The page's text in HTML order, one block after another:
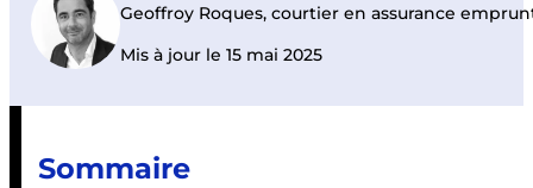
Geoffroy Roques, courtier en assurance
Mis à jour le 15 mai 2025
Sommaire